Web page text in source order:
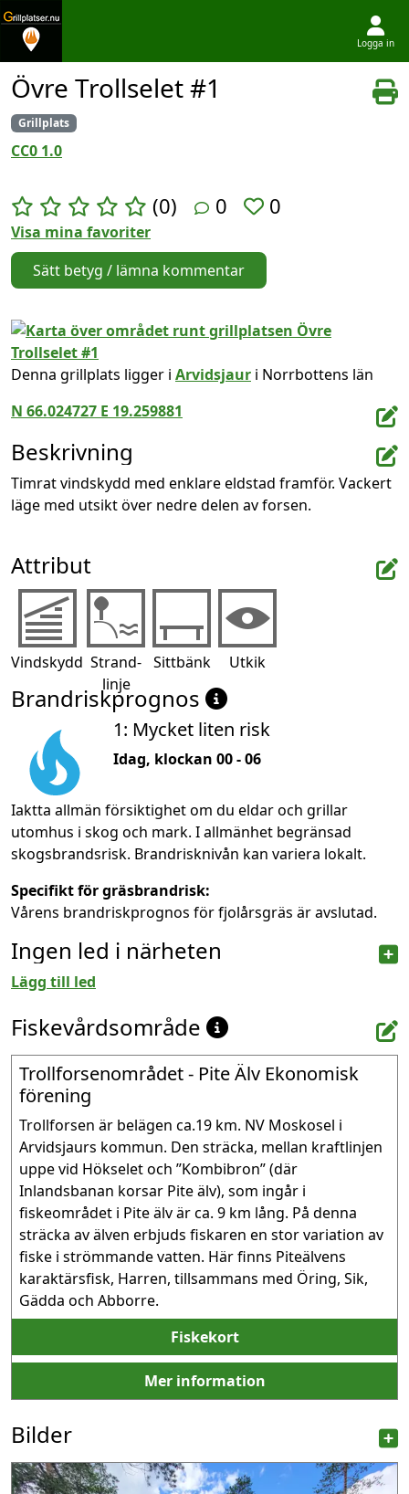
Hoppa till innehållet
Logga in
Övre Trollselet #1
Grillplats
CC0 1.0
(0) 0 0
Visa mina favoriter
Sätt betyg / lämna kommentar
Denna grillplats ligger i Arvidsjaur i Norrbottens län
N 66.024727 E 19.259881
Beskrivning
Timrat vindskydd med enklare eldstad framför. Vackert
läge med utsikt över nedre delen av forsen.
Attribut
Vindskydd Strand-
linje
Sittbänk Utkik
Brandriskprognos
1: Mycket liten risk
Idag, klockan 00 - 06
Iaktta allmän försiktighet om du eldar och grillar
utomhus i skog och mark. I allmänhet begränsad
skogsbrandsrisk. Brandrisknivån kan variera lokalt.
Specifikt för gräsbrandrisk:
Vårens brandriskprognos för fjolårsgräs är avslutad.
Ingen led i närheten
Lägg till led
Fiskevårdsområde
Trollforsenområdet - Pite Älv Ekonomisk
förening
Trollforsen är belägen ca.19 km. NV Moskosel i
Arvidsjaurs kommun. Den sträcka, mellan kraftlinjen
uppe vid Hökselet och ”Kombibron” (där
Inlandsbanan korsar Pite älv), som ingår i
fiskeområdet i Pite älv är ca. 9 km lång. På denna
sträcka av älven erbjuds fiskaren en stor variation av
fiske i strömmande vatten. Här finns Piteälvens
karaktärsfisk, Harren, tillsammans med Öring, Sik,
Gädda och Abborre.
Fiskekort
Mer information
Bilder